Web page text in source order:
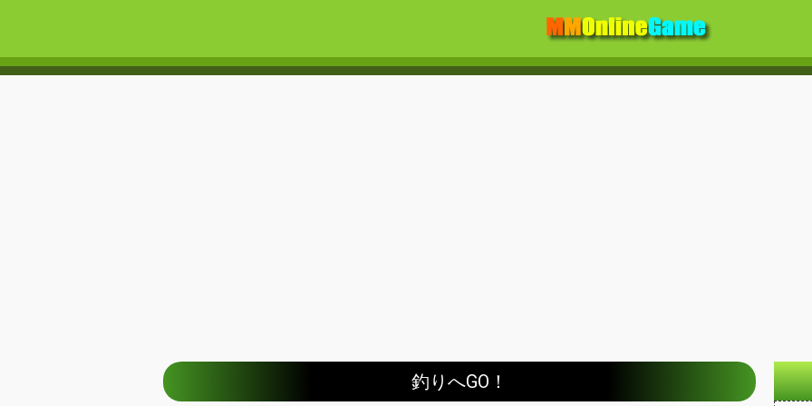
釣りへGO！